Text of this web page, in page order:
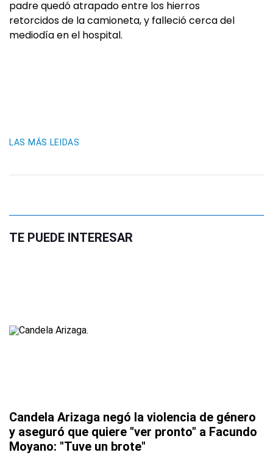
padre quedó atrapado entre los hierros
retorcidos de la camioneta, y falleció cerca del
mediodía en el hospital.
LAS MÁS LEIDAS
TE PUEDE INTERESAR
Candela Arizaga negó la violencia de género
y aseguró que quiere "ver pronto" a Facundo
Moyano: "Tuve un brote"